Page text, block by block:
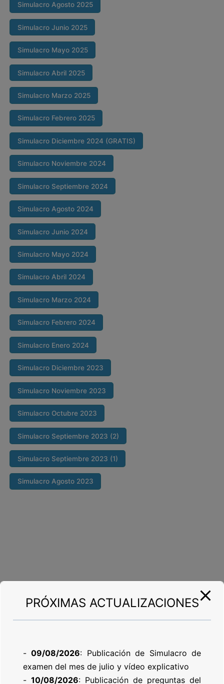
Simulacro Agosto 2025
Simulacro Junio 2025
Simulacro Mayo 2025
Simulacro Abril 2025
Simulacro Marzo 2025
Simulacro Febrero 2025
Simulacro Diciembre 2024 (GRATIS)
Simulacro Noviembre 2024
Simulacro Septiembre 2024
Simulacro Agosto 2024
Simulacro Junio 2024
Simulacro Mayo 2024
Simulacro Abril 2024
Simulacro Marzo 2024
Simulacro Febrero 2024
Simulacro Enero 2024
Simulacro Diciembre 2023
Simulacro Noviembre 2023
Simulacro Octubre 2023
Simulacro Septiembre 2023 (2)
Simulacro Septiembre 2023 (1)
Simulacro Agosto 2023
PRÓXIMAS ACTUALIZACIONES
-09/08/2026: Publicación de Simulacro de
examen del mes de julio y vídeo explicativo
- 10/08/2026: Publicación de preguntas del